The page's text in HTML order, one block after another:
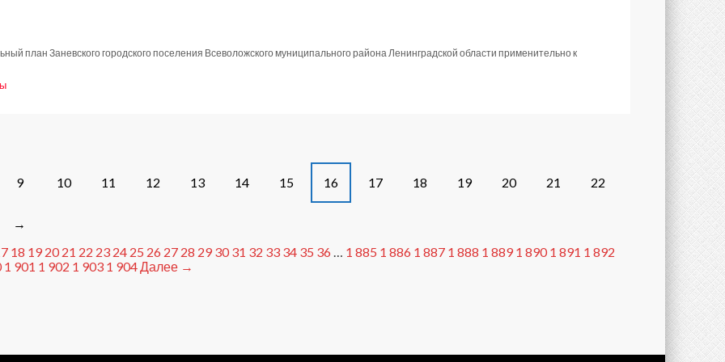
план Заневского городского поселения Всеволожского муниципального района Ленинградской области применительно к
9 10 11 12 13 14 15 16 17 18 19 20 21 22
→
18 19 20 21 22 23 24 25 26 27 28 29 30 31 32 33 34 35 36 … 1 885 1 886 1 887 1 888 1 889 1 890 1 891 1 892
1 901 1 902 1 903 1 904Далее →